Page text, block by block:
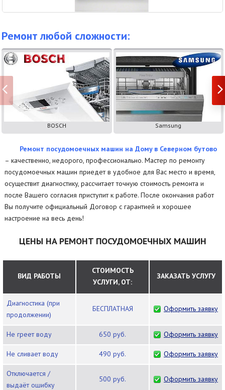
Ремонт любой сложности:
BOSCH Samsung
Ремонт посудомоечных машин на Дому в Северном бутово
– качественно, недорого, профессионально. Мастер по ремонту
посудомоечных машин приедет в удобное для Вас место и время,
осуществит диагностику, рассчитает точную стоимость ремонта и
после Вашего согласия приступит к работе. После окончания работ
Вы получите официальный Договор с гарантией и хорошее
настроение на весь день!
ЦЕНЫ НА РЕМОНТ ПОСУДОМОЕЧНЫХ МАШИН
ВИД РАБОТЫ
СТОИМОСТЬ
УСЛУГИ, ОТ:
ЗАКАЗАТЬ УСЛУГУ
Диагностика (при
продолжении)
БЕСПЛАТНАЯ Оформить заявку
Не греет воду 650 руб. Оформить заявку
Не сливает воду 490 руб. Оформить заявку
Отключается /
выдаёт ошибку
500 руб. Оформить заявку